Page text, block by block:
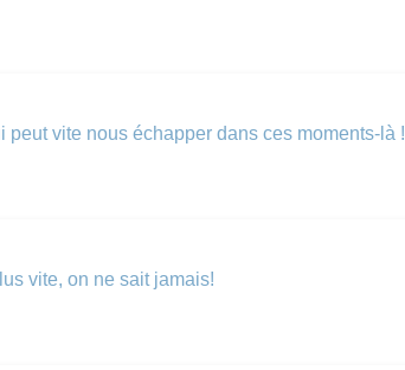
vite nous échapper dans ces moments-là !
vite, on ne sait jamais!